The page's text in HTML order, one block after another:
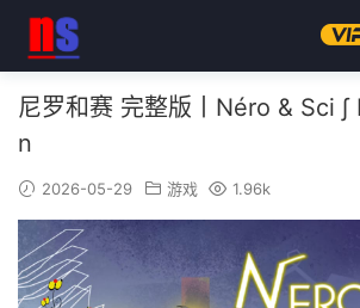
尼罗和赛 完整版丨Néro & Sci
n
2026-05-29 游戏 1.96k